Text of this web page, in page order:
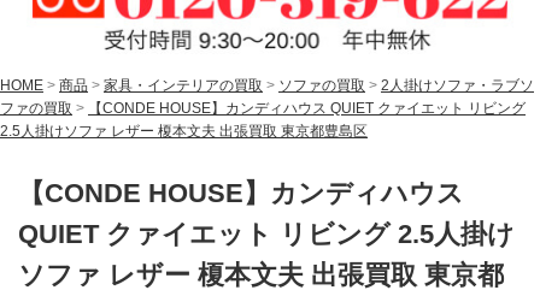
HOME > 商品 > 家具・インテリアの買取 > ソファの買取 > 2人掛けソファ・ラブソ
ファの買取 >
【CONDE HOUSE】カンディハウス QUIET クァイエット リビング
2.5人掛けソファ レザー 榎本文夫 出張買取 東京都豊島区
【CONDE HOUSE】カンディハウス
QUIET クァイエット リビング 2.5人掛け
ソファ レザー 榎本文夫 出張買取 東京都